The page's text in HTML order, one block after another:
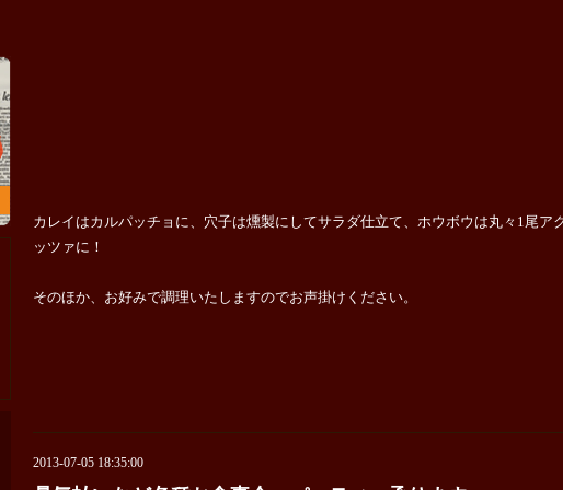
カレイはカルパッチョに、穴子は燻製にしてサラダ仕立て、ホウボウは丸々1尾ア
ッツァに！
そのほか、お好みで調理いたしますのでお声掛けください。
2013-07-05 18:35:00